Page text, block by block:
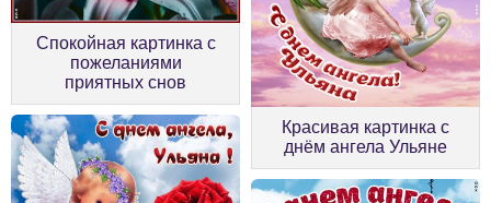
Спокойная картинка с
пожеланиями
приятных снов
Красивая картинка с
днём ангела Ульяне